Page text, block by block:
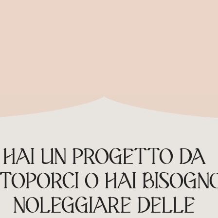
HAI UN PROGETTO DA
O HAI
NOLEGGIARE DELLE